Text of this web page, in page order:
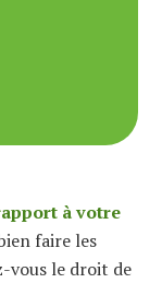
à votre
faire les
vous le droit de